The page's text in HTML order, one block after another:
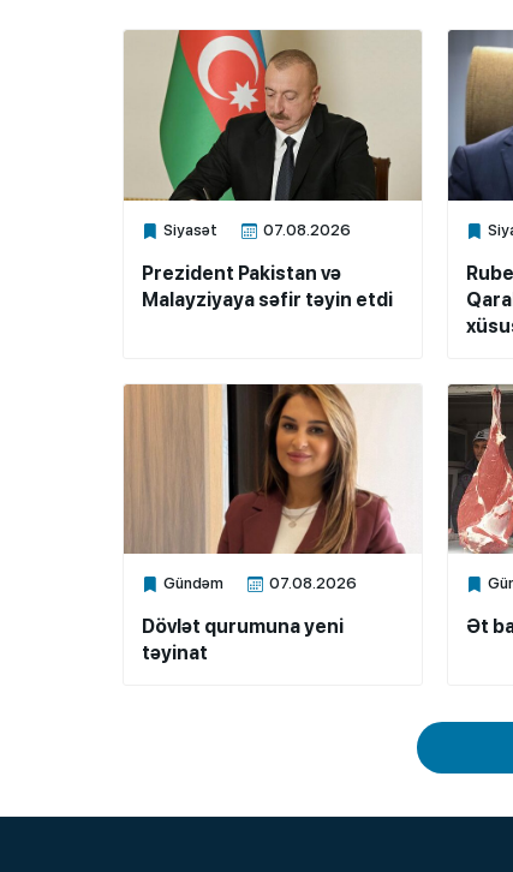
Siyasət 07.08.2026
Xalq.Online
Prezident Pakistan və
Malayziyaya səfir təyin etdi
Gündəm 07.08.2026
Xalq.Online
Dövlət qurumuna yeni
təyinat
Ət